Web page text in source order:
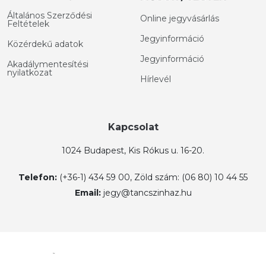
Általános Szerződési
Feltételek
Közérdekű adatok
Akadálymentesítési
nyilatkozat
Online jegyvásárlás
Jegyinformáció
Jegyinformáció
Hírlevél
Kapcsolat
1024 Budapest, Kis Rókus u. 16-20.
Telefon: (+36-1) 434 59 00, Zöld szám: (06 80) 10 44 55
Email: jegy@tancszinhaz.hu